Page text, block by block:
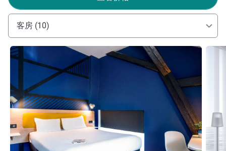
客房 (10)
请参阅详情 请参